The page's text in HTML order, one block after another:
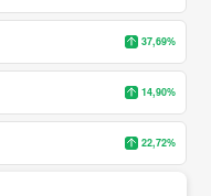
37,69%
14,90%
22,72%